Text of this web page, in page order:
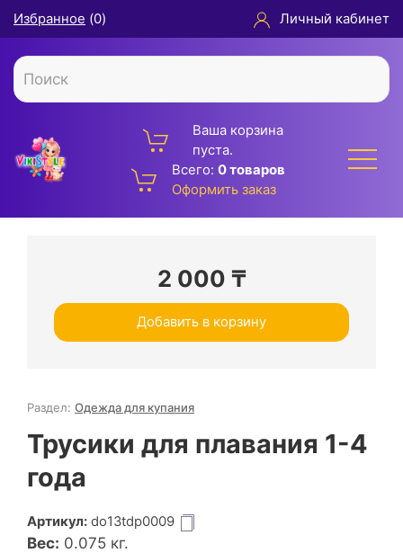
Избранное (0) Личный кабинет
Ваша корзина
пуста.
Всего: 0 товаров
Оформить заказ
2 000 ₸
Добавить в корзину
Раздел: Одежда для купания
Трусики для плавания 1-4
года
Артикул: do13tdp0009
Вес: 0.075 кг.